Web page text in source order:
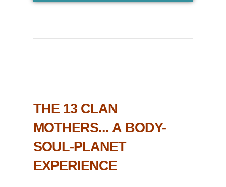
THE 13 CLAN
MOTHERS... A BODY-
SOUL-PLANET
EXPERIENCE